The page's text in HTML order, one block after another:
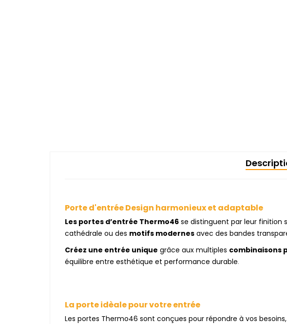
Porte d'entrée Design harmonieux et adaptable
Les portes d’entrée Thermo46 se distinguent par leur finition
cathédrale ou des motifs modernes avec des bandes
Créez une entrée unique grâce aux multiples combinaisons
équilibre entre esthétique et performance durable.
La porte idèale pour votre entrée
Les portes Thermo46 sont conçues pour répondre à vos